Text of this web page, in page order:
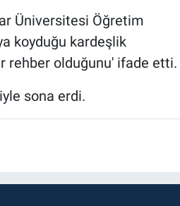
Üniversitesi Öğretim
koyduğu kardeşlik
rehber olduğunu' ifade etti.
sona erdi.